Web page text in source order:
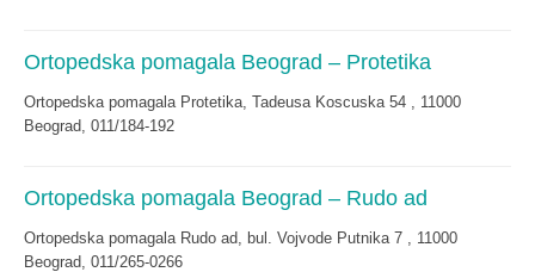
Ortopedska pomagala Beograd – Protetika
Ortopedska pomagala Protetika, Tadeusa Koscuska 54 , 11000
Beograd, 011/184-192
Ortopedska pomagala Beograd – Rudo ad
Ortopedska pomagala Rudo ad, bul. Vojvode Putnika 7 , 11000
Beograd, 011/265-0266